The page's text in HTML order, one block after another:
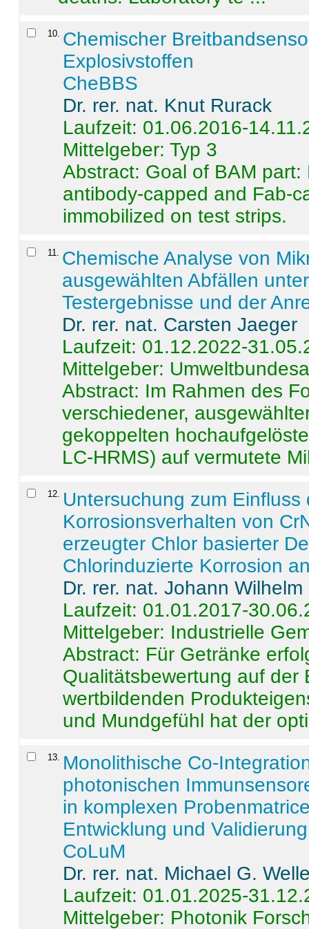
10 Chemischer
Explosivstoffen
CheBBS
Dr. rer. nat. Knut Rurack
Laufzeit: 01.06.2016-
Mittelgeber: Typ 3
Abstract: Goal of BAM
antibody-capped and Fab-
immobilized on test strips.
11
Chemische Analyse von
ausgewählten Abfällen
Testergebnisse und der
Dr. rer. nat. Carsten Jaeger
Laufzeit: 01.12.2022-
Mittelgeber:
Abstract: Im Rahmen des
verschiedener,
gekoppelten
LC-HRMS) auf vermutete
12
Untersuchung zum
Korrosionsverhalten von
erzeugter Chlor basierter
Chlorinduzierte Korrosion
Dr. rer. nat. Johann
Laufzeit: 01.01.2017-
Mittelgeber: Industrielle
Abstract: Für Getränke
Qualitätsbewertung auf der
wertbildenden
und Mundgefühl hat der
13
Monolithische Co-
photonischen
in komplexen
Entwicklung und
CoLuM
Dr. rer. nat. Michael G.
Laufzeit: 01.01.2025-
Mittelgeber: Photonik